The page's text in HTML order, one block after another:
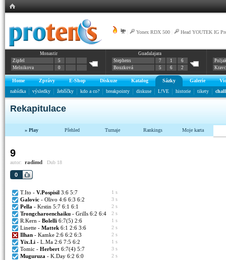
Yonex RDX 500 Head YOUTEK IG
Monastir
Zipfel
5
Melnikova
0
Guadalajara
Stephens
7 1
6
Bouzková
5 6 2
Home Zprávy E-Shop Diskuze Katalog Sázky Galerie
nabídka
výsledky žebříčky kdo a co? breakpointy diskuse L!VE historie tikety
Rekapitulace
» Play Přehled Turnaje Rankings Moje karta
9
autor: radimd Dub 18
0
T.Ito - V.Pospisil 3:6 5:7 1 s
Galovic - Olivo 4:6 6:3 6:2 3 s
Pella - Krstin 5:7 6:1 6:1 2 s
Trongcharoenchaiku - Grills 6:2 6:4 2 s
R.Kern - Bolelli 6:7(5) 2:6 1 s
Linette - Mattek 6:1 2:6 3:6 2 s
Ilhan - Kamke 2:6 6:2 6:3 2 s
Yix.Li - L.Ma 2:6 7:5 6:2 1 s
Tomic - Herbert 6:7(4) 5:7 3 s
Muguruza - K.Day 6:2 6:0 2 s